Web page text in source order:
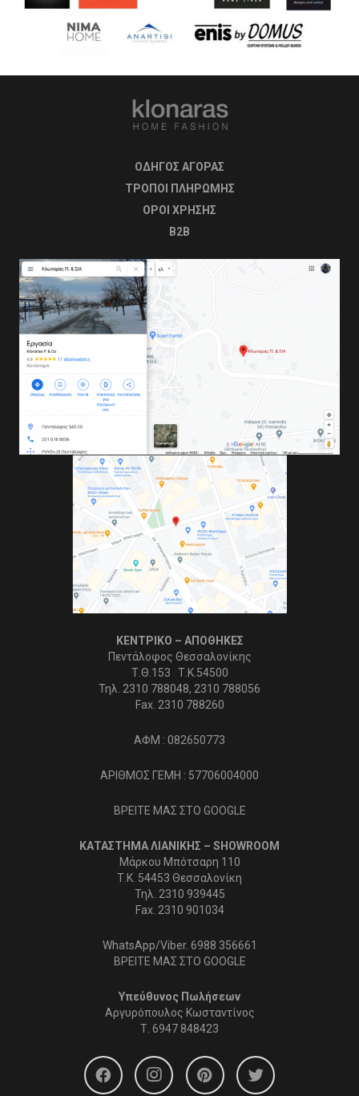
ΟΔΗΓΟΣ ΑΓΟΡΑΣ
ΤΡΟΠΟΙ ΠΛΗΡΩΜΗΣ
OΡΟΙ ΧΡΗΣΗΣ
B2B
ΚΕΝΤΡΙΚΟ – ΑΠΟΘΗΚΕΣ
Πεντάλοφος Θεσσαλονίκης
Τ.Θ.153 Τ.Κ.54500
Τηλ. 2310 788048, 2310 788056
Fax. 2310 788260
ΑΦΜ : 082650773
ΑΡΙΘΜΟΣ ΓΕΜΗ : 57706004000
ΒΡΕΙΤΕ ΜΑΣ ΣΤΟ GOOGLE
ΚΑΤΑΣΤΗΜΑ ΛΙΑΝΙΚΗΣ – SHOWROOM
Μάρκου Μπότσαρη 110
Τ.Κ. 54453 Θεσσαλονίκη
Τηλ. 2310 939445
Fax. 2310 901034
WhatsApp/Viber. 6988 356661
ΒΡΕΙΤΕ ΜΑΣ ΣΤΟ GOOGLE
Υπεύθυνος Πωλήσεων
Αργυρόπουλος Κωσταντίνος
Τ. 6947 848423